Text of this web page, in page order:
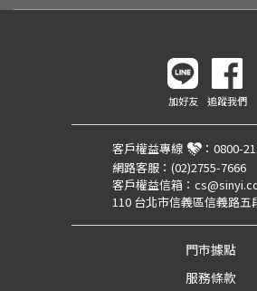
加好友 追蹤我們
客戶權益專線 ： 0800-
網路客服： (02)2755-7666
客戶權益信箱：
110 台北市信義區信義路五
門市據點
服務條款